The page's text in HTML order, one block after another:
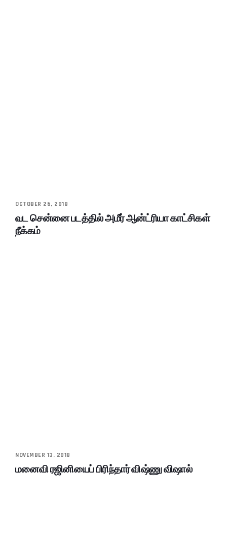
OCTOBER 26, 2018
வட சென்னை படத்தில் அமீர் ஆன்ட்ரியா காட்சிகள்
நீக்கம்
NOVEMBER 13, 2018
மனைவி ரஜினியைப் பிரிந்தார் விஷ்ணு விஷால்